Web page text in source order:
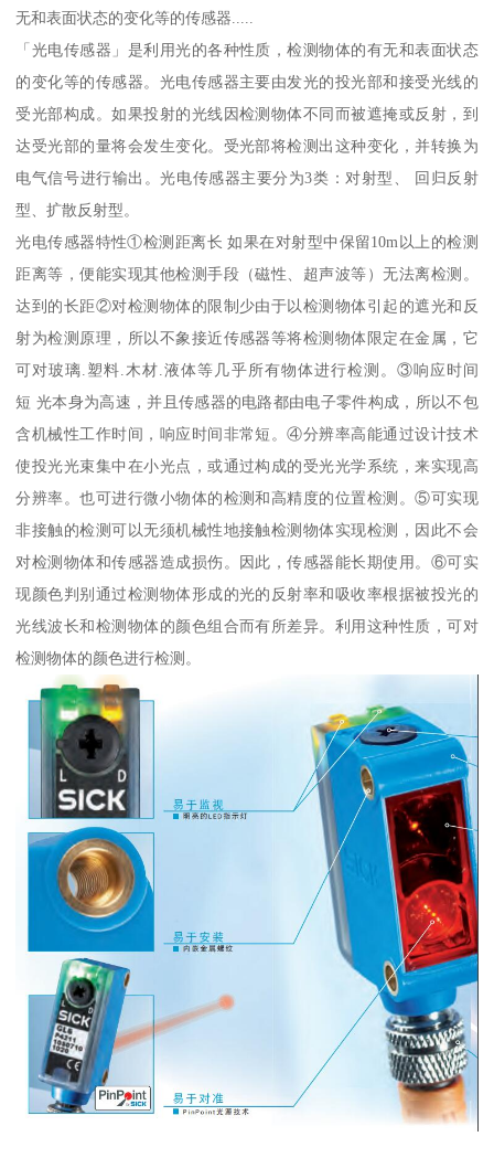
无和表面状态的变化等的传感器.....
「光电传感器」是利用光的各种性质，检测物体的有无和表面状态
的变化等的传感器。光电传感器主要由发光的投光部和接受光线的
受光部构成。如果投射的光线因检测物体不同而被遮掩或反射，到
达受光部的量将会发生变化。受光部将检测出这种变化，并转换为
电气信号进行输出。光电传感器主要分为3类：对射型、 回归反射
型、扩散反射型。
光电传感器特性①检测距离长 如果在对射型中保留10m以上的检测
距离等，便能实现其他检测手段（磁性、超声波等）无法离检测。
达到的长距②对检测物体的限制少由于以检测物体引起的遮光和反
射为检测原理，所以不象接近传感器等将检测物体限定在金属，它
可对玻璃.塑料.木材.液体等几乎所有物体进行检测。③响应时间
短 光本身为高速，并且传感器的电路都由电子零件构成，所以不包
含机械性工作时间，响应时间非常短。④分辨率高能通过设计技术
使投光光束集中在小光点，或通过构成的受光光学系统，来实现高
分辨率。也可进行微小物体的检测和高精度的位置检测。⑤可实现
非接触的检测可以无须机械性地接触检测物体实现检测，因此不会
对检测物体和传感器造成损伤。因此，传感器能长期使用。⑥可实
现颜色判别通过检测物体形成的光的反射率和吸收率根据被投光的
光线波长和检测物体的颜色组合而有所差异。利用这种性质，可对
检测物体的颜色进行检测。